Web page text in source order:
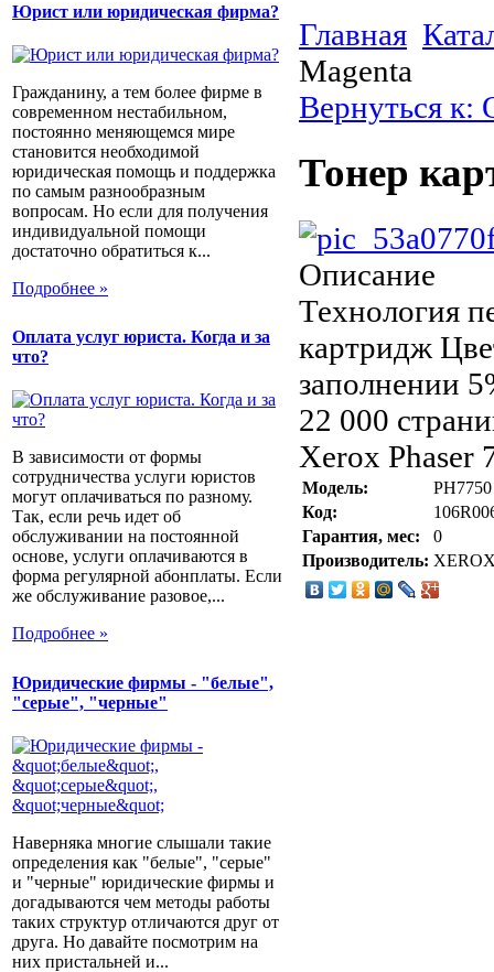
Юрист или юридическая фирма?
Гражданину, а тем более фирме в
современном нестабильном,
постоянно меняющемся мире
становится необходимой
юридическая помощь и поддержка
по самым разнообразным
вопросам. Но если для получения
индивидуальной помощи
достаточно обратиться к...
Подробнее »
Оплата услуг юриста. Когда и за
что?
В зависимости от формы
сотрудничества услуги юристов
могут оплачиваться по разному.
Так, если речь идет об
обслуживании на постоянной
основе, услуги оплачиваются в
форма регулярной абонплаты. Если
же обслуживание разовое,...
Подробнее »
Юридические фирмы - "белые",
"серые", "черные"
Наверняка многие слышали такие
определения как "белые", "серые"
и "черные" юридические фирмы и
догадываются чем методы работы
таких структур отличаются друг от
друга. Но давайте посмотрим на
них пристальней и...
Главная
Magenta
Вернуться к:
Тонер
Описание
Технология
картридж
заполнении
22 000
Xerox Phaser
Модель:
Код:
Гарантия, мес:
0
Производитель: